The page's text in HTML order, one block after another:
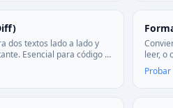
dos textos lado a lado y
Esencial para código y
leer, o
CSS y
Probar